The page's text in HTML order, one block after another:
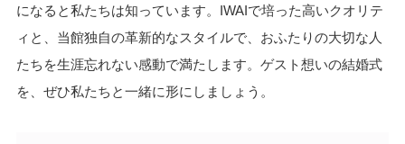
になると私たちは知っています。IWAIで培った高いクオリテ
ィと、当館独自の革新的なスタイルで、おふたりの大切な人
たちを生涯忘れない感動で満たします。ゲスト想いの結婚式
を、ぜひ私たちと一緒に形にしましょう。